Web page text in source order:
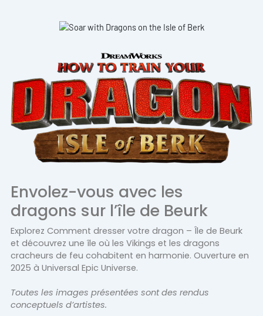
Envolez-vous avec les
dragons sur l’île de Beurk
Explorez Comment dresser votre dragon – Île de Beurk
et découvrez une île où les Vikings et les dragons
cracheurs de feu cohabitent en harmonie. Ouverture en
2025 à Universal Epic Universe.
Toutes les images présentées sont des rendus
conceptuels d’artistes.